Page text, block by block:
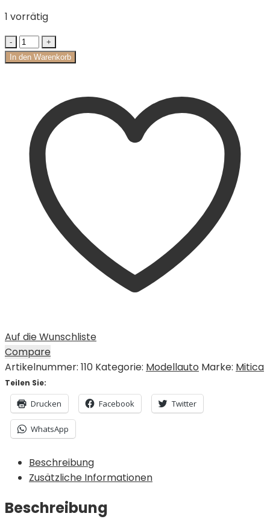
1 vorrätig
In den Warenkorb
Auf die Wunschliste
Compare
Artikelnummer: 110 Kategorie: Modellauto Marke: Mitica
Teilen Sie:
Drucken Facebook Twitter
WhatsApp
Beschreibung
Zusätzliche Informationen
Beschreibung